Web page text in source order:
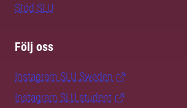
Stöd SLU
Följ oss
Instagram SLU.Sweden
Instagram SLU.student